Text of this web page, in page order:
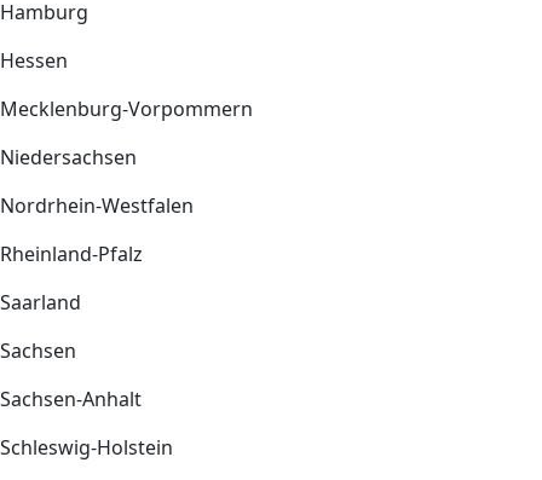
Hamburg
Hessen
Mecklenburg-Vorpommern
Niedersachsen
Nordrhein-Westfalen
Rheinland-Pfalz
Saarland
Sachsen
Sachsen-Anhalt
Schleswig-Holstein